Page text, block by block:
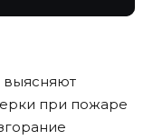
выясняют
при пожаре